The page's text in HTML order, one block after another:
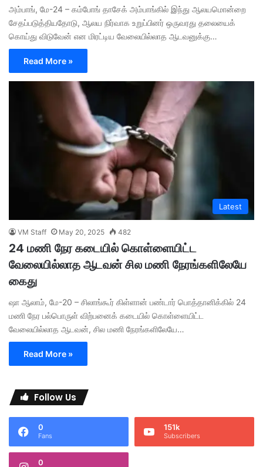
அம்பாங், மே-24 – கம்போங் தாசேக் அம்பாங்கில் இந்து ஆலயமொன்றை
சேதப்படுத்தியதோடு, ஆலய நிர்வாக உறுப்பினர் ஒருவரது தலையைக்
கொய்து விடுவேன் என மிரட்டிய வேலையில்லாத ஆடவனுக்கு…
Read More »
Latest
VM Staff May 20, 2025 482
24 மணி நேர கடையில் கொள்ளையிட்ட
வேலையில்லாத ஆடவன் சில மணி நேரங்களிலேயே
கைது
ஷா ஆலாம், மே-20 – சிலாங்கூர் கிள்ளான் பண்டார் பொத்தானிக்கில் 24
மணி நேர பல்பொருள் விற்பனைக் கடையில் கொள்ளையிட்ட
வேலையில்லாத ஆடவன், சில மணி நேரங்களிலேயே…
Read More »
Follow Us
0
Fans
151k
Subscribers
0